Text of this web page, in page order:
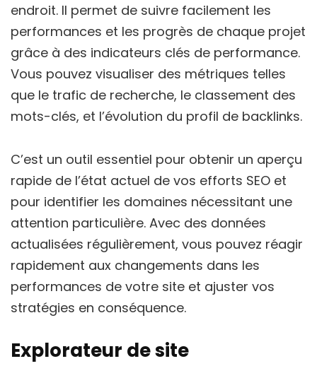
endroit. Il permet de suivre facilement les
performances et les progrès de chaque projet
grâce à des indicateurs clés de performance.
Vous pouvez visualiser des métriques telles
que le trafic de recherche, le classement des
mots-clés, et l’évolution du profil de backlinks.
C’est un outil essentiel pour obtenir un aperçu
rapide de l’état actuel de vos efforts SEO et
pour identifier les domaines nécessitant une
attention particulière. Avec des données
actualisées régulièrement, vous pouvez réagir
rapidement aux changements dans les
performances de votre site et ajuster vos
stratégies en conséquence.
Explorateur de site